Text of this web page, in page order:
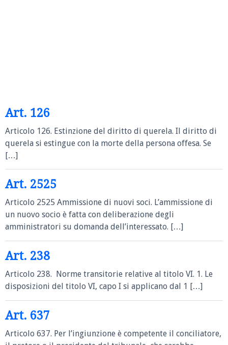
Art. 126
Articolo 126. Estinzione del diritto di querela. Il diritto di
querela si estingue con la morte della persona offesa. Se
[…]
Art. 2525
Articolo 2525 Ammissione di nuovi soci. L’ammissione di
un nuovo socio è fatta con deliberazione degli
amministratori su domanda dell’interessato. […]
Art. 238
Articolo 238. Norme transitorie relative al titolo VI. 1. Le
disposizioni del titolo VI, capo I si applicano dal 1 […]
Art. 637
Articolo 637. Per l’ingiunzione è competente il conciliatore,